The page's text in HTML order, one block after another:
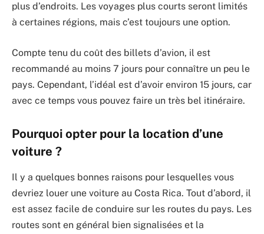
plus d’endroits. Les voyages plus courts seront limités
à certaines régions, mais c’est toujours une option.
Compte tenu du coût des billets d’avion, il est
recommandé au moins 7 jours pour connaître un peu le
pays. Cependant, l’idéal est d’avoir environ 15 jours, car
avec ce temps vous pouvez faire un très bel itinéraire.
Pourquoi opter pour la location d’une
voiture ?
Il y a quelques bonnes raisons pour lesquelles vous
devriez louer une voiture au Costa Rica. Tout d’abord, il
est assez facile de conduire sur les routes du pays. Les
routes sont en général bien signalisées et la